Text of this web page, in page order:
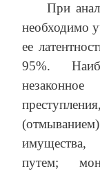
При
необходимо
ее
95%.
путем;